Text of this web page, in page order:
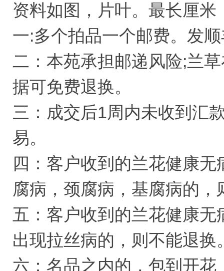
资料如图，片叶。最长厘
一:多个拍品一个邮费。发
二：本苑承担邮递风险;兰
据可免费退换。
三：成交后1周内未收到汇
易。
四：客户收到的兰花健康
腐病，颈腐病，基腐病的，
五：客户收到的兰花健康
出现拉丝病的，则不能退换
六：名品之内的，包到开